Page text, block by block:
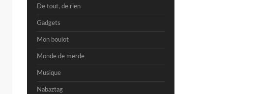
De tout, de rien
Gadgets
Mon boulot
Monde de merde
Musique
Nabaztag